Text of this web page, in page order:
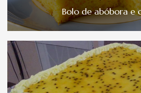
Bolo de abóbora e